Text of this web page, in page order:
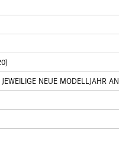
NEUE MODELLJAHR AN